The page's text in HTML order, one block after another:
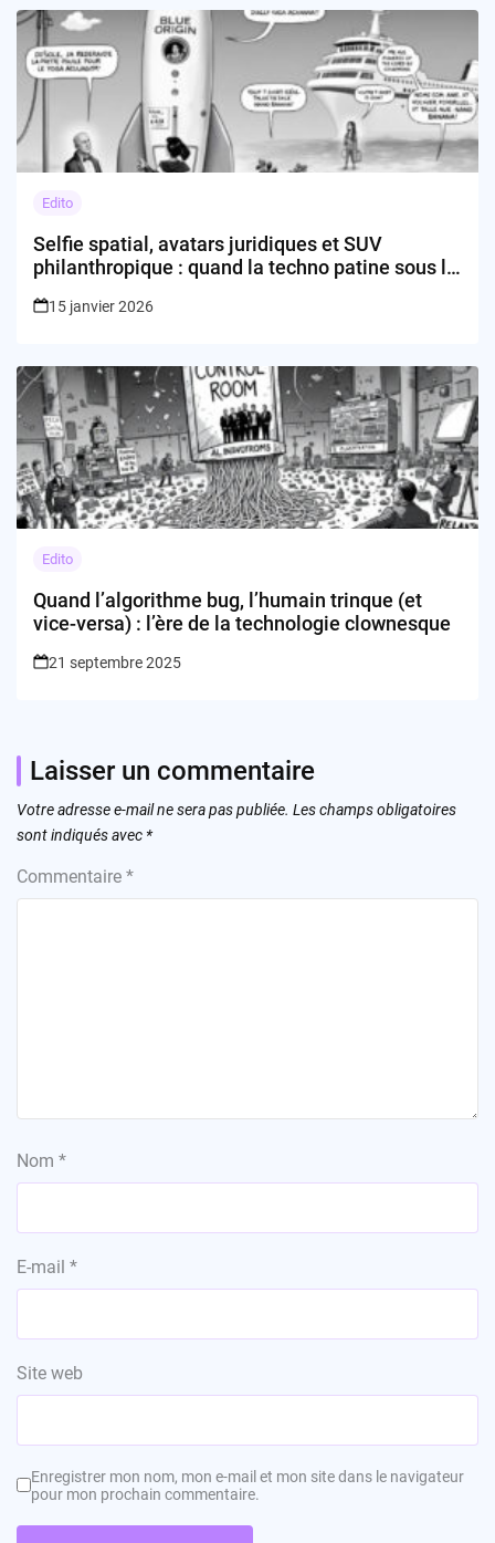
Edito
Selfie spatial, avatars juridiques et SUV
philanthropique : quand la techno patine sous le
15 janvier 2026
Edito
Quand l’algorithme bug, l’humain trinque (et
vice-versa) : l’ère de la technologie clownesque
21 septembre 2025
Laisser un commentaire
Votre adresse e-mail ne sera pas publiée. Les champs obligatoires
sont indiqués avec *
Commentaire *
Nom *
E-mail *
Site web
Enregistrer mon nom, mon e-mail et mon site dans le navigateur
pour mon prochain commentaire.